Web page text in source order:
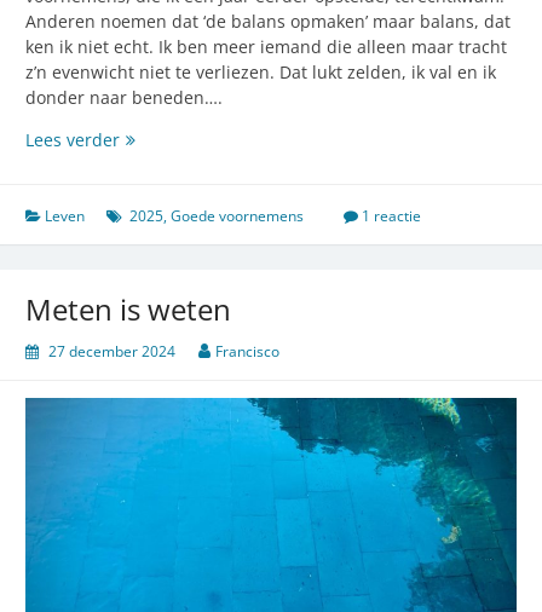
Anderen noemen dat ‘de balans opmaken’ maar balans, dat
ken ik niet echt. Ik ben meer iemand die alleen maar tracht
z’n evenwicht niet te verliezen. Dat lukt zelden, ik val en ik
donder naar beneden….
Lees verderHoe
te
lijf
Leven 2025,Goede voornemens 1 reactie
Meten is weten
27 december 2024 Francisco